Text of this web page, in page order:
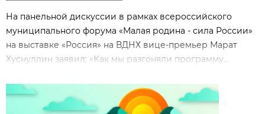
На панельной дискуссии в рамках всероссийского
муниципального форума «Малая родина - сила России»
на выставке «Россия» на ВДНХ вице-премьер Марат
Хуснуллин заявил: «Как мы разгоняли программу...